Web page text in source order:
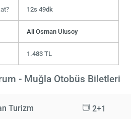
12s 49dk
Ali Osman Ulusoy
1.483 TL
- Muğla Otobüs Biletleri
Turizm 2+1